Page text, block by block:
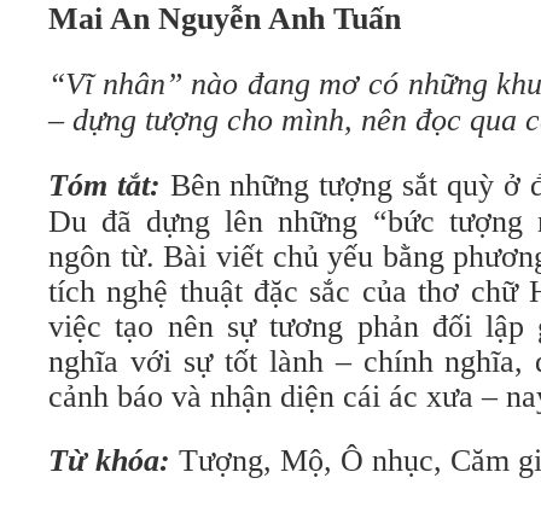
Mai An Nguyễn Anh Tuấn
“Vĩ nhân” nào đang mơ có những
– dựng tượng cho mình, nên đọc qua
Tóm tắt: Bên những tượng sắt quỳ ở
Du đã dựng lên những “bức tượng
ngôn từ. Bài viết chủ yếu bằng
tích nghệ thuật đặc sắc của thơ chữ
việc tạo nên sự tương phản đối
nghĩa với sự tốt lành – chính nghĩa,
cảnh báo và nhận diện cái ác xưa –
Từ khóa: Tượng, Mộ, Ô nhục, Căm